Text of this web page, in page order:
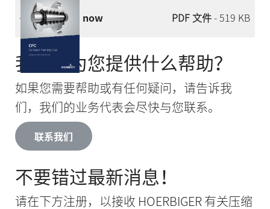
Download now PDF 文件- 519 KB
我们能为您提供什么帮助？
如果您需要帮助或有任何疑问，请告诉我
们，我们的业务代表会尽快与您联系。
联系我们
不要错过最新消息！
请在下方注册，以接收 HOERBIGER 有关压缩